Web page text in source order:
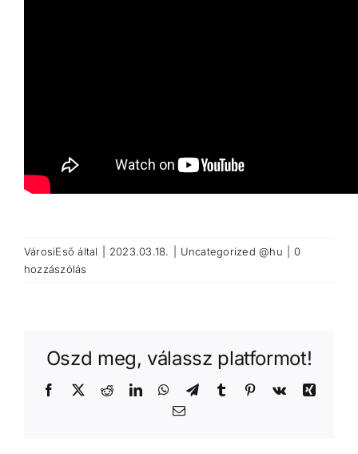
VárosiEső által 2023.03.18. Uncategorized @hu
0
hozzászólás
Oszd meg, válassz platformot!
Facebook
X RedditLinkedInWhatsApp
TelegramTumblr Pinterest
Vk
Xing
Email: